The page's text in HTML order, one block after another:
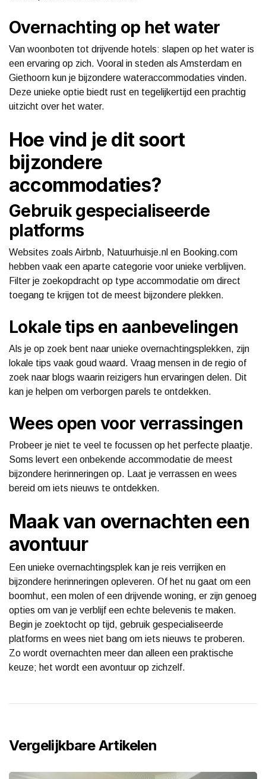
Overnachting op het water
Van woonboten tot drijvende hotels: slapen op het water is
een ervaring op zich. Vooral in steden als Amsterdam en
Giethoorn kun je bijzondere wateraccommodaties vinden.
Deze unieke optie biedt rust en tegelijkertijd een prachtig
uitzicht over het water.
Hoe vind je dit soort
bijzondere
accommodaties?
Gebruik gespecialiseerde
platforms
Websites zoals Airbnb, Natuurhuisje.nl en Booking.com
hebben vaak een aparte categorie voor unieke verblijven.
Filter je zoekopdracht op type accommodatie om direct
toegang te krijgen tot de meest bijzondere plekken.
Lokale tips en aanbevelingen
Als je op zoek bent naar unieke overnachtingsplekken, zijn
lokale tips vaak goud waard. Vraag mensen in de regio of
zoek naar blogs waarin reizigers hun ervaringen delen. Dit
kan je helpen om verborgen parels te ontdekken.
Wees open voor verrassingen
Probeer je niet te veel te focussen op het perfecte plaatje.
Soms levert een onbekende accommodatie de meest
bijzondere herinneringen op. Laat je verrassen en wees
bereid om iets nieuws te ontdekken.
Maak van overnachten een
avontuur
Een unieke overnachtingsplek kan je reis verrijken en
bijzondere herinneringen opleveren. Of het nu gaat om een
boomhut, een molen of een drijvende woning, er zijn genoeg
opties om van je verblijf een echte belevenis te maken.
Begin je zoektocht op tijd, gebruik gespecialiseerde
platforms en wees niet bang om iets nieuws te proberen.
Zo wordt overnachten meer dan alleen een praktische
keuze; het wordt een avontuur op zichzelf.
Vergelijkbare Artikelen